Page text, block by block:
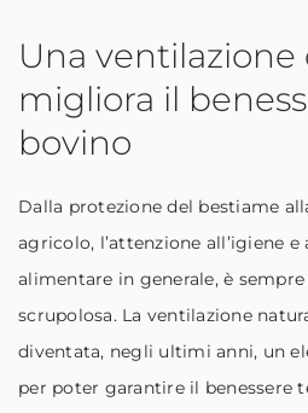
Una
migliora il
bovino
Dalla protezione del bestiame
agricolo, l’attenzione all’igiene
alimentare in generale, è
scrupolosa. La ventilazione
diventata, negli ultimi anni, un
per poter garantire il benessere